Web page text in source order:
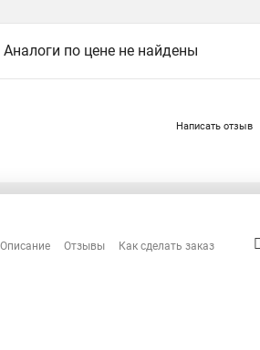
Аналоги по цене не найдены
Написать отзыв
Сотрудничество
Описание Отзывы Как сделать заказ